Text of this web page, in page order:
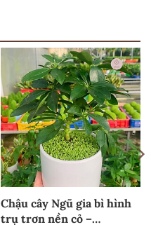
Chậu cây Ngũ gia bì hình
trụ trơn nền cỏ –